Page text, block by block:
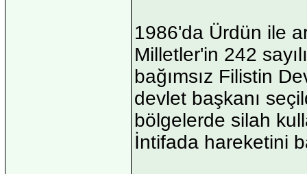
1986'da Ürdün ile
Milletler'in 242
bağımsız Filistin
devlet başkanı
bölgelerde silah
İntifada hareketini